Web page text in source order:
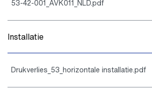
53-42-001_AVK011_NLD.pdf
Installatie
Drukverlies_53_horizontale installatie.pdf